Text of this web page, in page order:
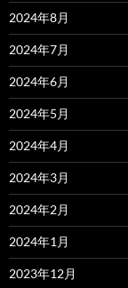
2024年8月
2024年7月
2024年6月
2024年5月
2024年4月
2024年3月
2024年2月
2024年1月
2023年12月